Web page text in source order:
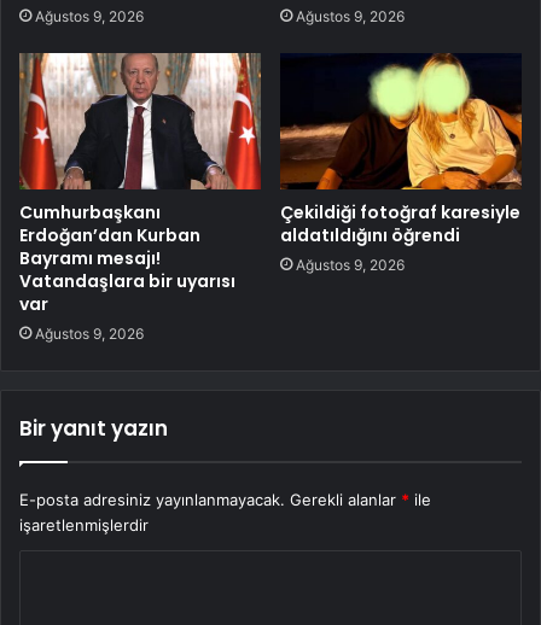
Ağustos 9, 2026 Ağustos 9, 2026
Cumhurbaşkanı
Erdoğan’dan Kurban
Bayramı mesajı!
Vatandaşlara bir uyarısı
var
Ağustos 9, 2026
Çekildiği fotoğraf karesiyle
aldatıldığını öğrendi
Ağustos 9, 2026
Bir yanıt yazın
E-posta adresiniz yayınlanmayacak. Gerekli alanlar * ile
işaretlenmişlerdir